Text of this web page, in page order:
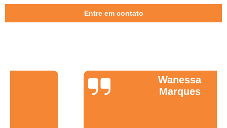
Entre em contato
Wanessa
Marques